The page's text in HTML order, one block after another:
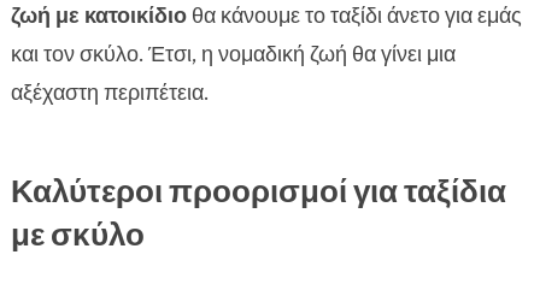
ζωή με κατοικίδιοθα κάνουμε το ταξίδι άνετο για εμάς
και τον σκύλο. Έτσι, η νομαδική ζωή θα γίνει μια
αξέχαστη περιπέτεια.
Καλύτεροι προορισμοί για ταξίδια
με σκύλο